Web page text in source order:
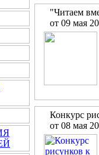
"Читаем
от 09 мая
Конкурс
от 08 мая